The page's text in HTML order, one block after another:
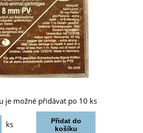
je možné přidávat po 10 ks
ks